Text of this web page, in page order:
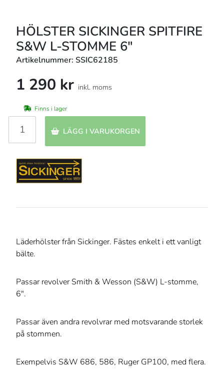
HÖLSTER SICKINGER SPITFIRE
S&W L-STOMME 6"
Artikelnummer: SSIC62185
1 290 kr inkl. moms
Finns i lager
LÄGG I VARUKORGEN
Läderhölster från Sickinger. Fästes enkelt i ett vanligt
bälte.
Passar revolver Smith & Wesson (S&W) L-stomme,
6".
Passar även andra revolvrar med motsvarande storlek
på stommen.
Exempelvis S&W 686, 586, Ruger GP100, med flera.